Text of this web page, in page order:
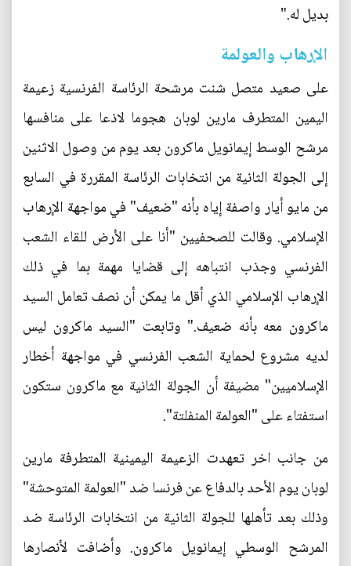
بديل له."
الإرهاب والعولمة
على صعيد متصل شنت مرشحة الرئاسة الفرنسية زعيمة
اليمين المتطرف مارين لوبان هجوما لاذعا على منافسها
مرشح الوسط إيمانويل ماكرون بعد يوم من وصول الاثنين
إلى الجولة الثانية من انتخابات الرئاسة المقررة في السابع
من مايو أيار واصفة إياه بأنه "ضعيف" في مواجهة الإرهاب
الإسلامي. وقالت للصحفيين "أنا على الأرض للقاء الشعب
الفرنسي وجذب انتباهه إلى قضايا مهمة بما في ذلك
الإرهاب الإسلامي الذي أقل ما يمكن أن نصف تعامل السيد
ماكرون معه بأنه ضعيف." وتابعت "السيد ماكرون ليس
لديه مشروع لحماية الشعب الفرنسي في مواجهة أخطار
الإسلاميين" مضيفة أن الجولة الثانية مع ماكرون ستكون
استفتاء على "العولمة المنفلتة".
من جانب اخر تعهدت الزعيمة اليمينية المتطرفة مارين
لوبان يوم الأحد بالدفاع عن فرنسا ضد "العولمة المتوحشة"
وذلك بعد تأهلها للجولة الثانية من انتخابات الرئاسة ضد
المرشح الوسطي إيمانويل ماكرون. وأضافت لأنصارها